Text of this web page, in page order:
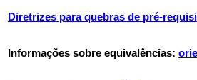
Diretrizes para quebras de pré-
Informações sobre equivalências: